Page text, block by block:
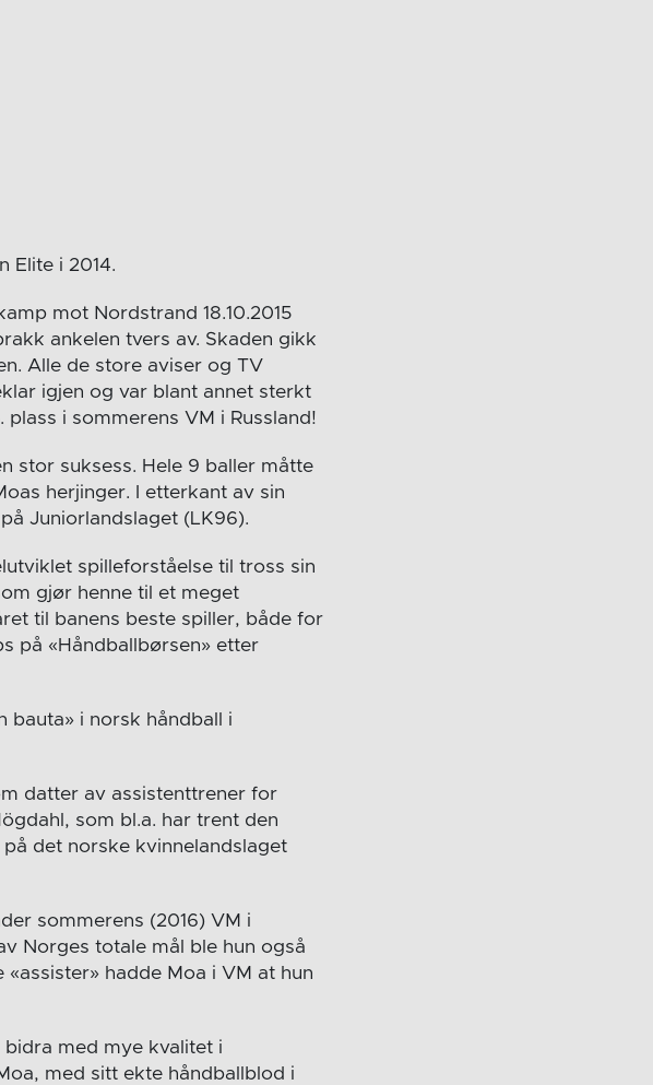
Elite i 2014.
mot Nordstrand 18.10.2015
ankelen tvers av. Skaden gikk
Alle de store aviser og TV
igjen og var blant annet sterkt
i sommerens VM i Russland!
stor suksess. Hele 9 baller måtte
herjinger. I etterkant av sin
Juniorlandslaget (LK96).
spilleforståelse til tross sin
gjør henne til et meget
til banens beste spiller, både for
på «Håndballbørsen» etter
bauta» i norsk håndball i
datter av assistenttrener for
som bl.a. har trent den
det norske kvinnelandslaget
sommerens (2016) VM i
Norges totale mål ble hun også
«assister» hadde Moa i VM at hun
med mye kvalitet i
med sitt ekte håndballblod i